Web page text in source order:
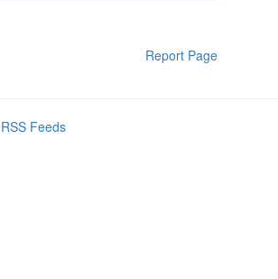
Report Page
Feeds